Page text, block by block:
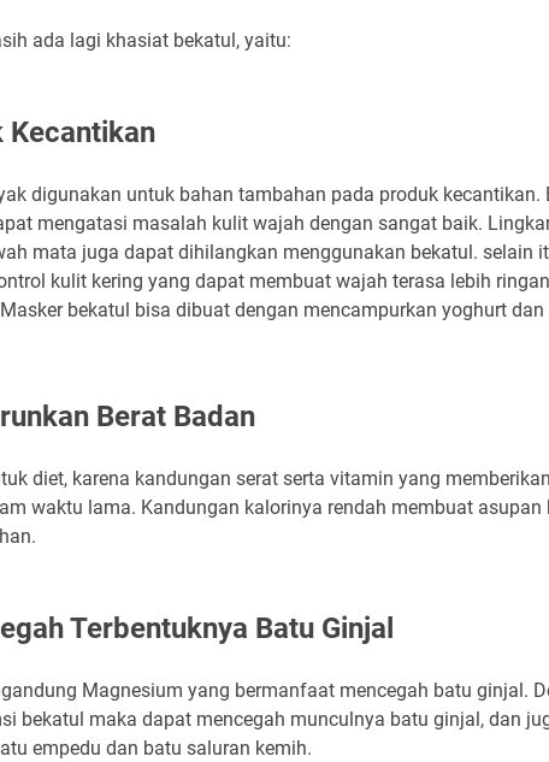
ada lagi khasiat bekatul, yaitu:
Kecantikan
digunakan untuk bahan tambahan pada produk kecantikan.
mengatasi masalah kulit wajah dengan sangat baik.
mata juga dapat dihilangkan menggunakan bekatul. selain
kulit kering yang dapat membuat wajah terasa lebih
bekatul bisa dibuat dengan mencampurkan yoghurt dan
Berat Badan
diet, karena kandungan serat serta vitamin yang
waktu lama. Kandungan kalorinya rendah membuat asupan
Terbentuknya Batu Ginjal
Magnesium yang bermanfaat mencegah batu ginjal.
bekatul maka dapat mencegah munculnya batu ginjal, dan
empedu dan batu saluran kemih.